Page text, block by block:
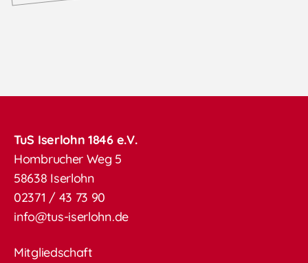
TuS Iserlohn 1846 e.V.
Hombrucher Weg 5
58638 Iserlohn
02371 / 43 73 90
info@tus-iserlohn.de
Mitgliedschaft